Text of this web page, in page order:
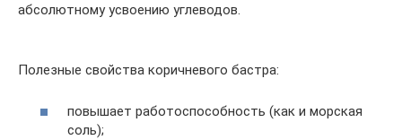
абсолютному усвоению углеводов.
Полезные свойства коричневого бастра:
повышает работоспособность (как и морская
соль);